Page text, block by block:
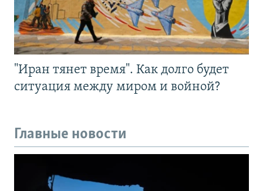
"Иран тянет время". Как долго будет
ситуация между миром и войной?
Главные новости